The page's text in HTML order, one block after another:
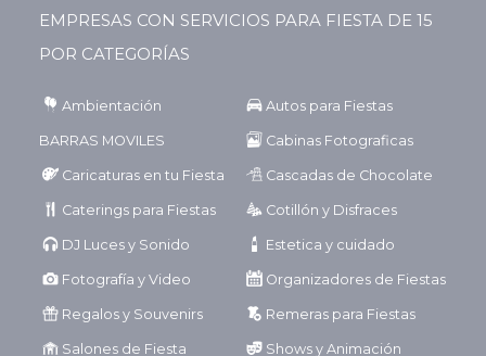
EMPRESAS CON SERVICIOS PARA FIESTA DE 15
POR CATEGORÍAS
Ambientación Autos para Fiestas
BARRAS MOVILES Cabinas Fotograficas
Caricaturas en tu Fiesta Cascadas de Chocolate
Caterings para Fiestas Cotillón y Disfraces
DJ Luces y Sonido Estetica y cuidado
Fotografía y Video Organizadores de Fiestas
Regalos y Souvenirs Remeras para Fiestas
Salones de Fiesta Shows y Animación